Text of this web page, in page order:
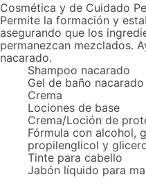
Cosmética y de Cuidado
Permite la formación y
asegurando que los
permanezcan mezclados.
nacarado.
Shampoo nacarado
Gel de baño nacarado
Crema
Lociones de base
Crema/Loción de
Fórmula con alcohol,
propilenglicol y
Tinte para cabello
Jabón líquido para